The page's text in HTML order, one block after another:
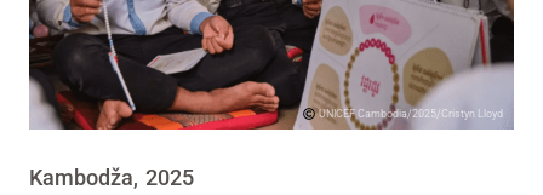
UNICEF Cambodia/2025/Cristyn Lloyd
Kambodža, 2025